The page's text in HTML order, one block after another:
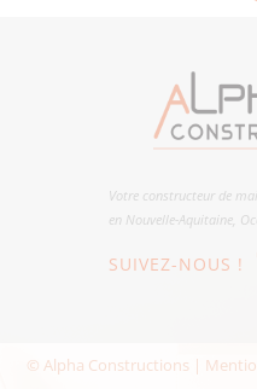
Votre constructeur de
en Nouvelle-Aquitaine,
SUIVEZ-NOUS !
© Alpha Constructions |